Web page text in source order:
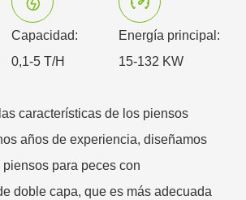
Capacidad:
0,1-5 T/H
Energía principal:
15-132 KW
características de los piensos
años de experiencia, diseñamos
para peces con
doble capa, que es más adecuada